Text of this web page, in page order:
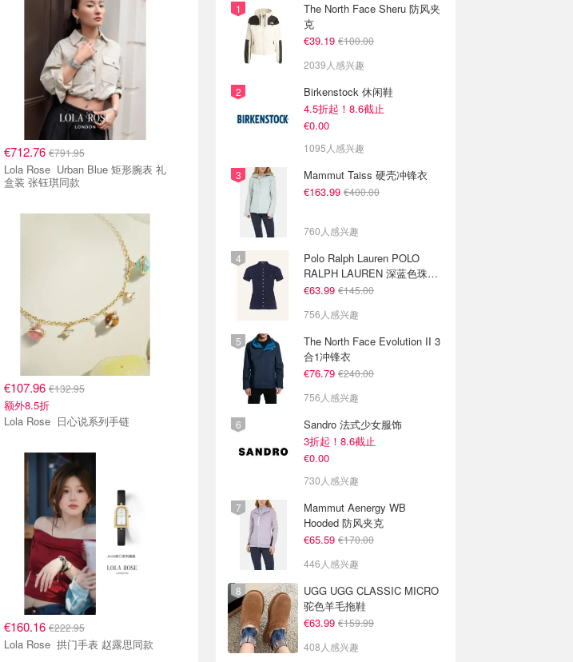
€712.76 €791.95
Lola Rose Urban Blue 矩形腕表 礼
盒装 张钰琪同款
€107.96 €132.95
额外8.5折
Lola Rose 日心说系列手链
€160.16 €222.95
Lola Rose 拱门手表 赵露思同款
The North Face Sheru 防风夹
克
€39.19 €100.00
2039人感兴趣
Birkenstock 休闲鞋
4.5折起！8.6截止
€0.00
1095人感兴趣
Mammut Taiss 硬壳冲锋衣
€163.99 €400.00
760人感兴趣
Polo Ralph Lauren POLO
RALPH LAUREN 深蓝色珠地
布 Polo衫
€63.99 €145.00
756人感兴趣
The North Face Evolution II 3
合1冲锋衣
€76.79 €240.00
756人感兴趣
Sandro 法式少女服饰
3折起！8.6截止
€0.00
730人感兴趣
Mammut Aenergy WB
Hooded 防风夹克
€65.59 €170.00
446人感兴趣
UGG UGG CLASSIC MICRO
驼色羊毛拖鞋
€63.99 €159.99
408人感兴趣